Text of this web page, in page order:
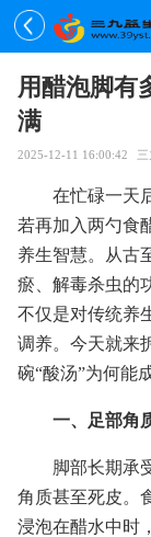
用醋泡脚有
满
2025-12-11 16:00:42
在忙碌一天
若再加入两勺食
养生智慧。从古
瘀、解毒杀虫的
不仅是对传统养
调养。今天就来
碗“酸汤”为何能
一、足部角
脚部长期承
角质甚至死皮。
浸泡在醋水中时